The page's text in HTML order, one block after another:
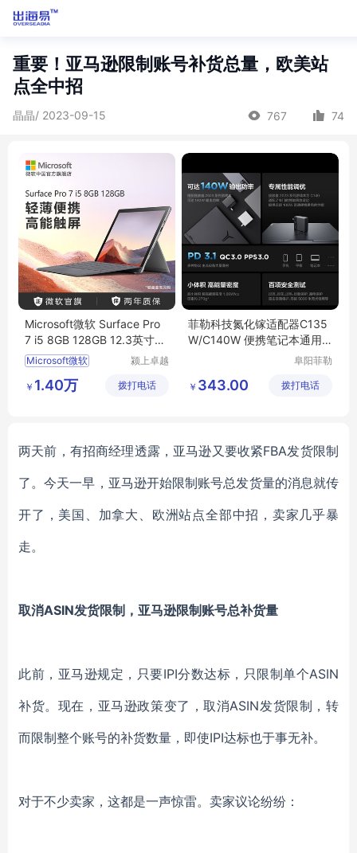
重要！亚马逊限制账号补货总量，欧美站
点全中招
晶晶/ 2023-09-15 767 74
Microsoft微软 Surface Pro
7 i5 8GB 128GB 12.3英寸二
合一平板
Microsoft微软
颍上卓越
有限公司
￥ 1.40万 拨打电话
菲勒科技氮化镓适配器C135
W/C140W 便携笔记本通用
阜阳菲勒
公司
￥ 343.00 拨打电话
两天前，有招商经理透露，亚马逊又要收紧FBA发货限制
了。今天一早，亚马逊开始限制账号总发货量的消息就传
开了，美国、加拿大、欧洲站点全部中招，卖家几乎暴
走。
取消ASIN发货限制，亚马逊限制账号总补货量
此前，亚马逊规定，只要IPI分数达标，只限制单个ASIN
补货。现在，亚马逊政策变了，取消ASIN发货限制，转
而限制整个账号的补货数量，即使IPI达标也于事无补。
对于不少卖家，这都是一声惊雷。卖家议论纷纷：